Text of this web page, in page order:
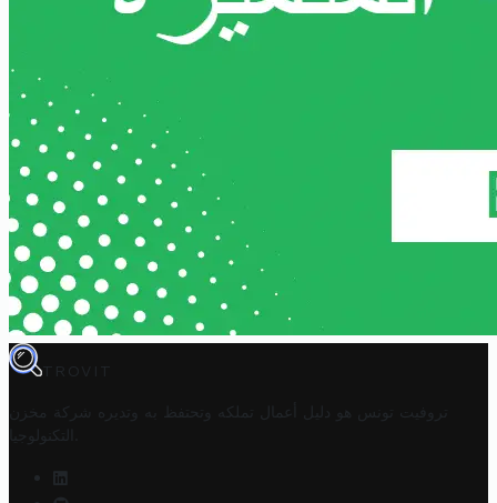
TROVIT
تروفيت تونس هو دليل أعمال تملكه وتحتفظ به وتديره
شركة مخزن
التكنولوجيا